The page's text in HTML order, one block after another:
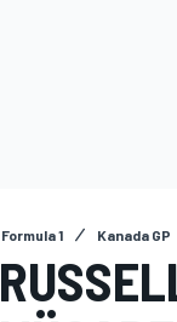
Formula 1 Kanada GP